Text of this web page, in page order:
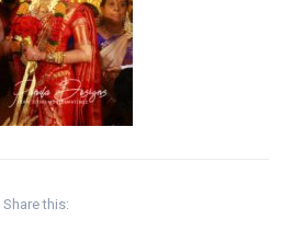
Share this: